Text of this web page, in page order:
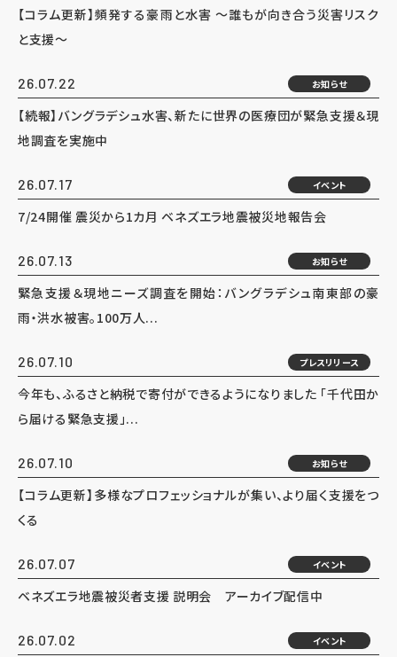
【コラム更新】頻発する豪雨と水害 ～誰もが向き合う災害リスク
と支援～
26.07.22 お知らせ
【続報】バングラデシュ水害、新たに世界の医療団が緊急支援＆現
地調査を実施中
26.07.17 イベント
7/24開催 震災から1カ月 ベネズエラ地震被災地報告会
26.07.13 お知らせ
緊急支援＆現地ニーズ調査を開始：バングラデシュ南東部の豪
雨・洪水被害。100万人...
26.07.10 プレスリリース
今年も、ふるさと納税で寄付ができるようになりました 「千代田か
ら届ける緊急支援」...
26.07.10 お知らせ
【コラム更新】多様なプロフェッショナルが集い、より届く支援をつ
くる
26.07.07 イベント
ベネズエラ地震被災者支援 説明会 アーカイブ配信中
26.07.02 イベント